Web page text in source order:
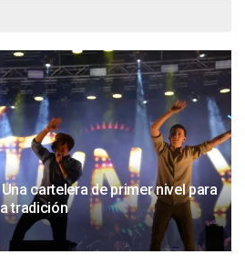
cartelera de primer nivel para
tradición